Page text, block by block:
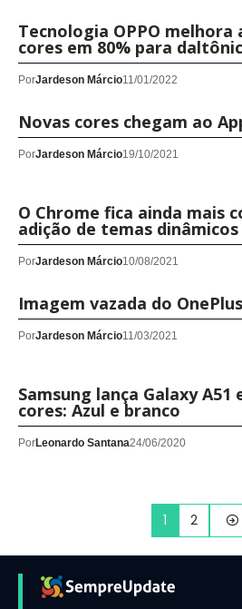
Tecnologia OPPO
cores em 80% para
PorJardeson Márcio11/01/2022
Novas cores chegam ao
PorJardeson Márcio19/10/2021
O Chrome fica ainda mais
adição de temas
PorJardeson Márcio10/08/2021
Imagem vazada do
PorJardeson Márcio11/03/2021
Samsung lança Galaxy A51
cores: Azul e branco
PorLeonardo Santana24/06/2020
1 2